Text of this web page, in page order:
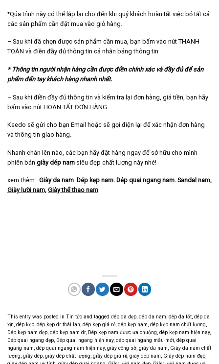
*Qúa trình này có thể lặp lại cho đến khi quý khách hoàn tất việc bỏ tất cả
các sản phẩm cần đặt mua vào giỏ hàng.
– Sau khi đã chọn được sản phẩm cần mua, bạn bấm vào nút THANH
TOÁN và điền đầy đủ thông tin cá nhân bảng thông tin
* Thông tin người nhận hàng cần được điền chính xác và đầy đủ để sản
phẩm đến tay khách hàng nhanh nhất.
– Sau khi điền đầy đủ thông tin và kiểm tra lại đơn hàng, giá tiền, bạn hãy
bấm vào nút HOÀN TẤT ĐƠN HÀNG
Keedo sẽ gửi cho bạn Email hoặc sẽ gọi điện lại để xác nhận đơn hàng
và thông tin giao hàng.
Nhanh chân lên nào, các bạn hãy đặt hàng ngay để sở hữu cho mình
phiên bản giày dép nam siêu đẹp chất lượng này nhé!
xem thêm: Giày da nam. Dép kẹp nam. Dép quai ngang nam. Sandal nam,
Giày lười nam, Giày thể thao nam
This entry was posted in Tin tức and tagged dép da đẹp, dép da nam, dép da tốt, dép da
xịn, dép kẹp, dép kẹp dr thái lan, dép kẹp giá rẻ, dép kẹp nam, dép kẹp nam chất lương,
Dép kẹp nam dẹp, dép kẹp nam dr, Dép kẹp nam được ưa chuộng, dép kẹp nam hiện nay,
Dép quai ngang đẹp, Dép quai ngang hiện nay, dép quai ngang mẫu mới, dép quai
ngang nam, dép quai ngang nam hiện nay, giày công sở, giày da nam, Giày da nam chất
lượng, giầy dép, giày dép chất lượng, giầy dép giá rẻ, giày dép nam, Giày dép nam đẹp,